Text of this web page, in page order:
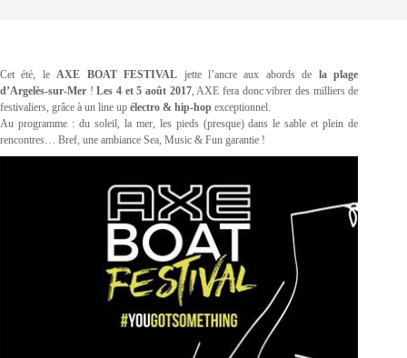
Cet été, leAXE BOAT FESTIVAL jette l’ancre aux abords de la plage
d’Argelès-sur-Mer !Les 4 et 5 août 2017, AXE fera donc vibrer des milliers de
festivaliers, grâce à un line up électro & hip-hop exceptionnel.
Au programme : du soleil, la mer, les pieds (presque) dans le sable et plein de
rencontres… Bref, une ambiance Sea, Music & Fun garantie !